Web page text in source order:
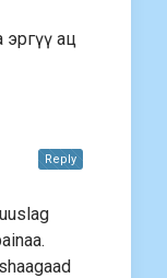
эргүү ац
Reply